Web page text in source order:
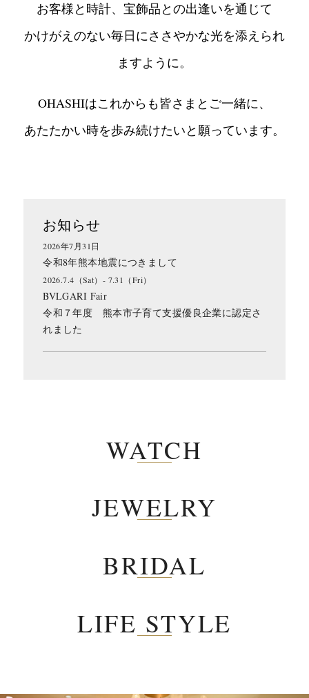
お客様と時計、宝飾品との出逢いを通じて
かけがえのない毎日にささやかな光を添えられ
ますように。
OHASHIはこれからも皆さまとご一緒に、
あたたかい時を歩み続けたいと願っています。
お知らせ
2026年7月31日
令和8年熊本地震につきまして
2026.7.4（Sat）- 7.31（Fri）
BVLGARI Fair
令和７年度 熊本市子育て支援優良企業に認定さ
れました
WATCH
JEWELRY
BRIDAL
LIFE STYLE